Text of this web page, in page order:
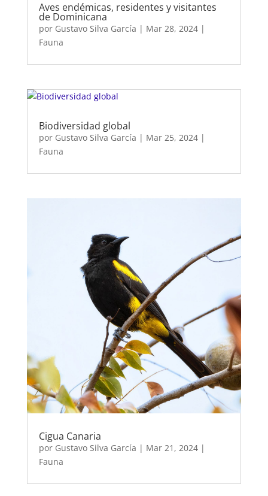
Aves endémicas, residentes y visitantes
de Dominicana
por Gustavo Silva García | Mar 28, 2024|
Fauna
Biodiversidad global
por Gustavo Silva García | Mar 25, 2024|
Fauna
Cigua Canaria
por Gustavo Silva García | Mar 21, 2024|
Fauna